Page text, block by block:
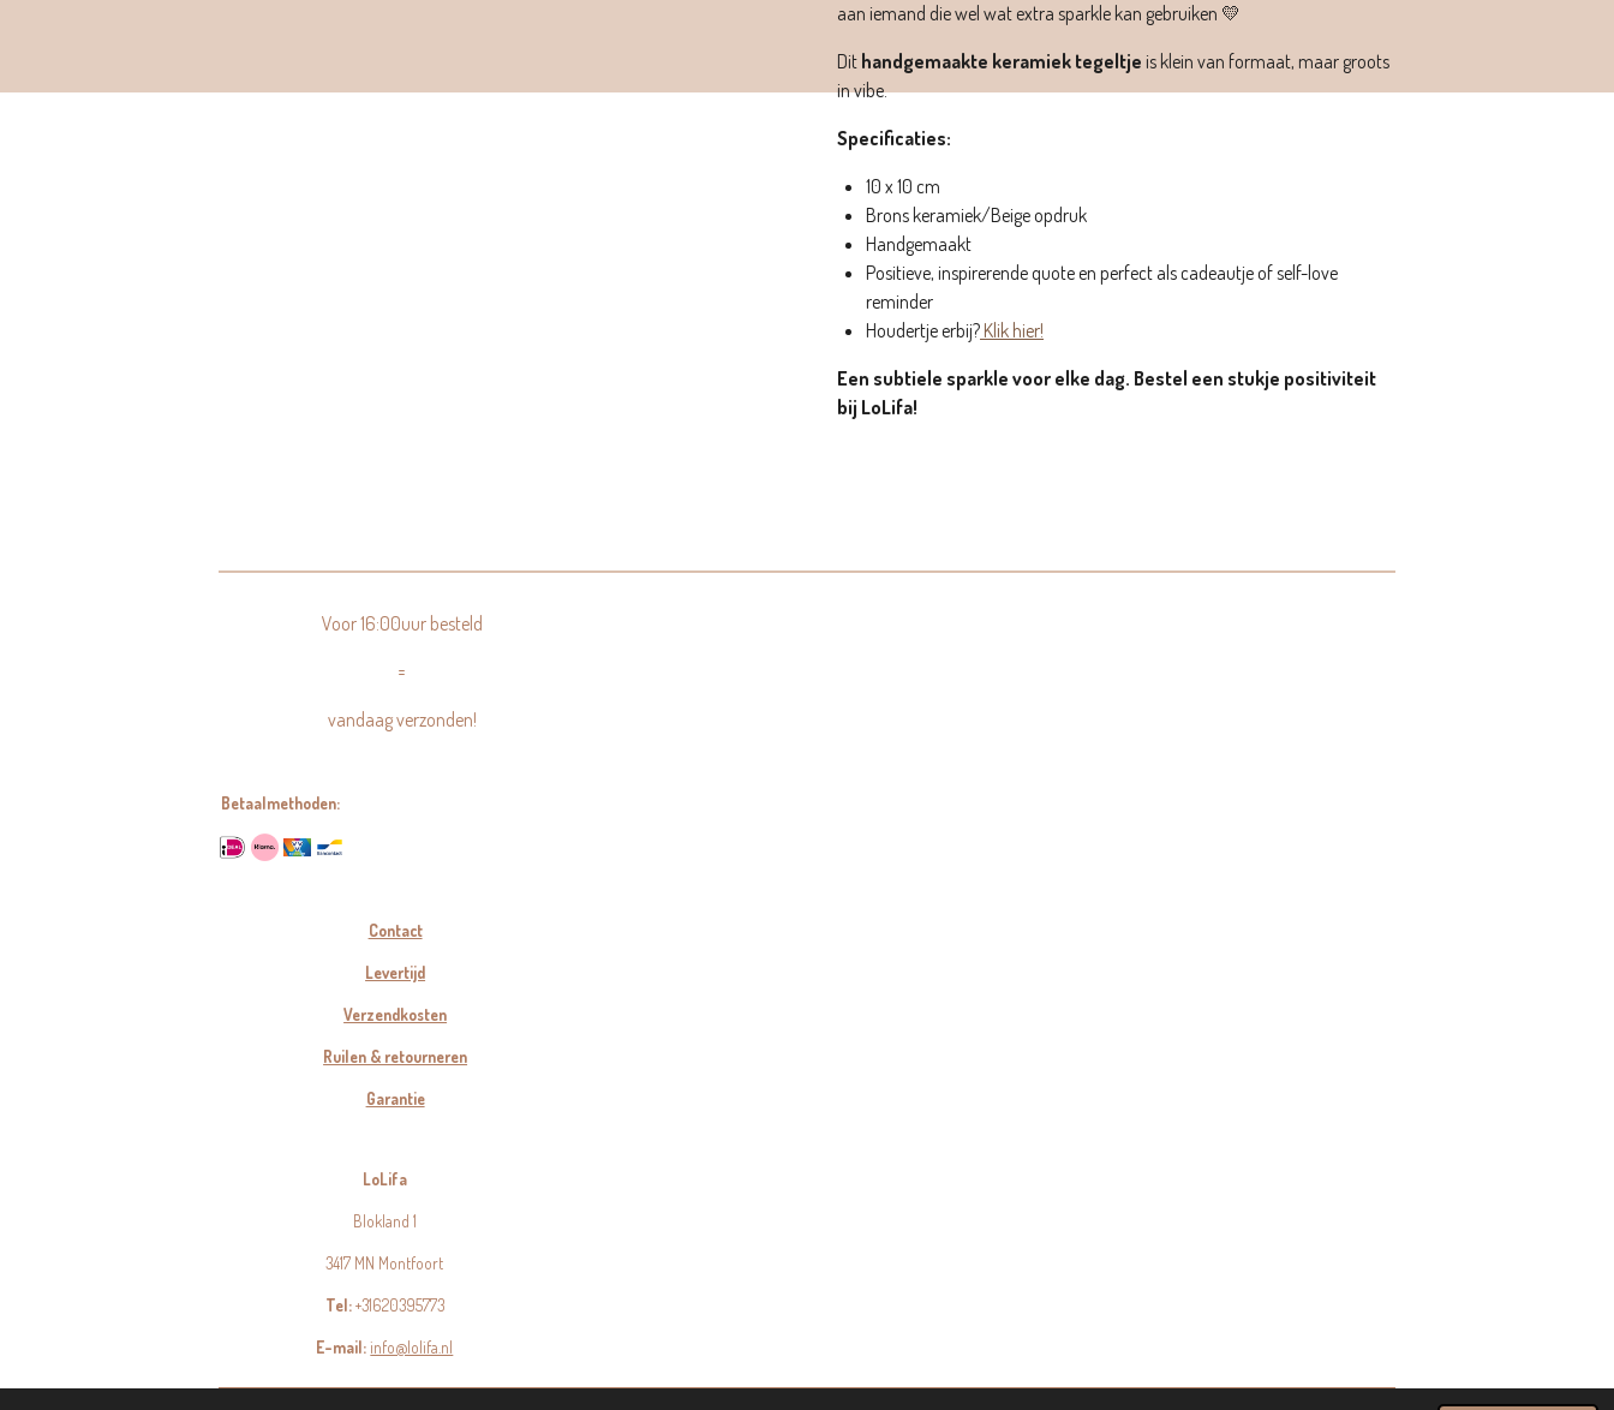
aan iemand die wel wat extra sparkle kan gebruiken 💛
Dit handgemaakte keramiek tegeltje is klein van formaat, maar groots
in vibe.
Specificaties:
10 x 10 cm
Brons keramiek/Beige opdruk
Handgemaakt
Positieve, inspirerende quote en perfect als cadeautje of self-love
reminder
Houdertje erbij? Klik hier!
Een subtiele sparkle voor elke dag. Bestel een stukje positiviteit
bij LoLifa!
Voor 16:00uur besteld
=
vandaag verzonden!
Betaalmethoden:
Contact
Levertijd
Verzendkosten
Ruilen & retourneren
Garantie
LoLifa
Blokland 1
3417 MN Montfoort
Tel:+31620395773
E-mail:info@lolifa.nl